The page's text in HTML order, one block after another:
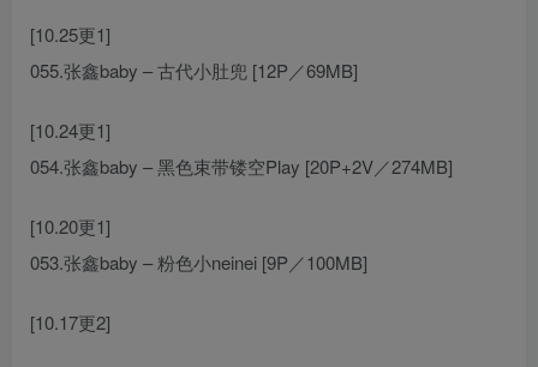
[10.25更1]
055.张鑫baby – 古代小肚兜 [12P／69MB]
[10.24更1]
054.张鑫baby – 黑色束带镂空Play [20P+2V／274MB]
[10.20更1]
053.张鑫baby – 粉色小neinei [9P／100MB]
[10.17更2]